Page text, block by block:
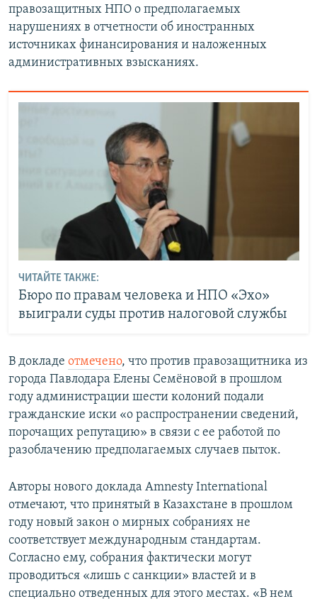
правозащитных НПО о предполагаемых
нарушениях в отчетности об иностранных
источниках финансирования и наложенных
административных взысканиях.
ЧИТАЙТЕ ТАКЖЕ:
Бюро по правам человека и НПО «Эхо»
выиграли суды против налоговой службы
В докладе отмечено, что против правозащитника из
города Павлодара Елены Семёновой в прошлом
году администрации шести колоний подали
гражданские иски «о распространении сведений,
порочащих репутацию» в связи с ее работой по
разоблачению предполагаемых случаев пыток.
Авторы нового доклада Amnesty International
отмечают, что принятый в Казахстане в прошлом
году новый закон о мирных собраниях не
соответствует международным стандартам.
Согласно ему, собрания фактически могут
проводиться «лишь с санкции» властей и в
специально отведенных для этого местах. «В нем